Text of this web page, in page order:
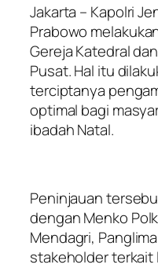
Jakarta – Kapolri
Prabowo
Gereja Katedral
Pusat. Hal itu
terciptanya
optimal bagi
ibadah Natal.
Peninjauan
dengan Menko
Mendagri,
stakeholder terkait